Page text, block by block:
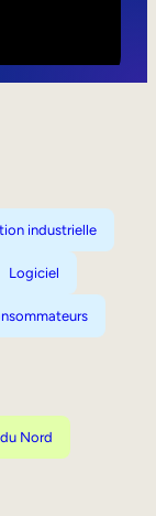
industrielle
Logiciel
Nord